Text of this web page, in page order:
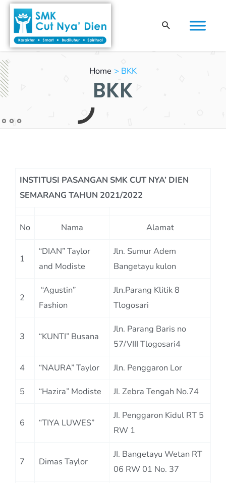
Skip
content
Search
Home BKK
BKK
INSTITUSI PASANGAN SMK CUT NYA’ DIEN
SEMARANG TAHUN 2021/2022
No Nama Alamat
1
“DIAN” Taylor
and Modiste
Jln. Sumur Adem
Bangetayu kulon
2
“Agustin”
Fashion
Jln.Parang Klitik 8
Tlogosari
3 “KUNTI” Busana
Jln. Parang Baris no
57/VIII Tlogosari4
4 “NAURA” Taylor Jln. Penggaron Lor
5 “Hazira” Modiste JI. Zebra Tengah No.74
6 “TIYA LUWES”
JI. Penggaron Kidul RT 5
RW 1
7 Dimas Taylor
JI. Bangetayu Wetan RT
06 RW 01 No. 37